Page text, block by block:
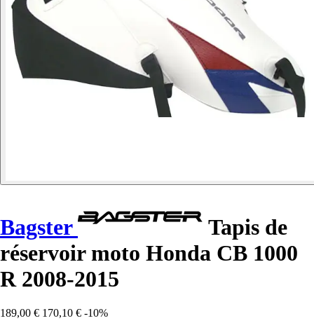
Bagster
Tapis de
réservoir moto Honda CB 1000
R 2008-2015
189,00 € 170,10 € -10%